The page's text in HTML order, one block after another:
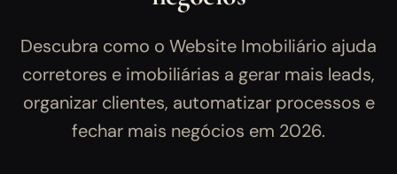
Descubra como o Website Imobiliário ajuda
corretores e imobiliárias a gerar mais leads,
organizar clientes, automatizar processos e
fechar mais negócios em 2026.